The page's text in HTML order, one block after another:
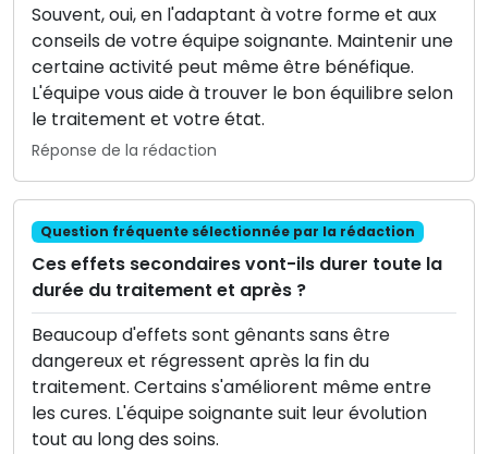
Souvent, oui, en l'adaptant à votre forme et aux
conseils de votre équipe soignante. Maintenir une
certaine activité peut même être bénéfique.
L'équipe vous aide à trouver le bon équilibre selon
le traitement et votre état.
Réponse de la rédaction
Question fréquente sélectionnée par la rédaction
Ces effets secondaires vont-ils durer toute la
durée du traitement et après ?
Beaucoup d'effets sont gênants sans être
dangereux et régressent après la fin du
traitement. Certains s'améliorent même entre
les cures. L'équipe soignante suit leur évolution
tout au long des soins.